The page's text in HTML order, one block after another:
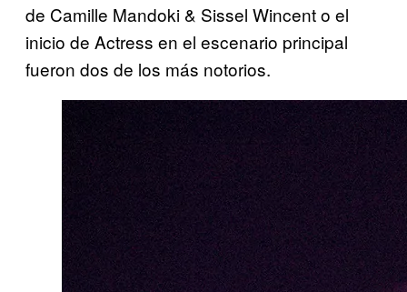
de Camille Mandoki & Sissel Wincent o el
inicio de Actress en el escenario principal
fueron dos de los más notorios.